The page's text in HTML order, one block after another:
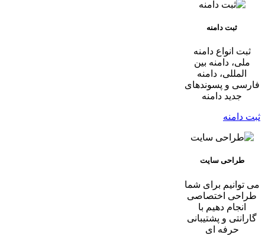
ثبت دامنه
ثبت انواع دامنه
ملی، دامنه بین
المللی، دامنه
فارسی و پسوندهای
جدید دامنه
ثبت دامنه
طراحی سایت
می توانیم برای شما
طراحی اختصاصی
انجام دهیم با
گارانتی و پشتیبانی
حرفه ای